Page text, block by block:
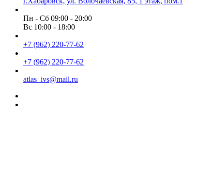
Пн - Сб 09:00 - 20:00
Вс 10:00 - 18:00
+7 (962) 220-77-62
+7 (962) 220-77-62
atlas_ivs@mail.ru